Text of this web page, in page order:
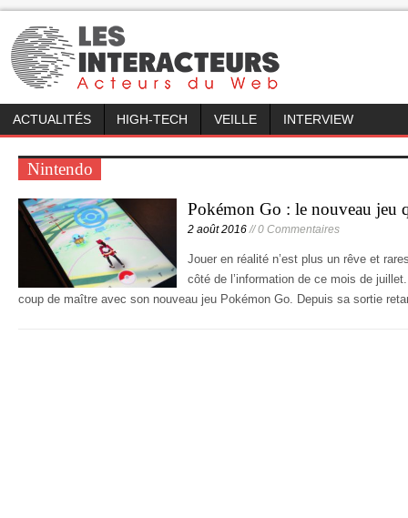
ACTUALITÉS HIGH-TECH VEILLE INTERVIEW
Nintendo
Pokémon Go : le nouveau jeu
2 août 2016// 0 Commentaires
Jouer en réalité n’est plus un rêve et
côté de l’information de ce mois de
coup de maître avec son nouveau jeu Pokémon Go. Depuis sa sortie